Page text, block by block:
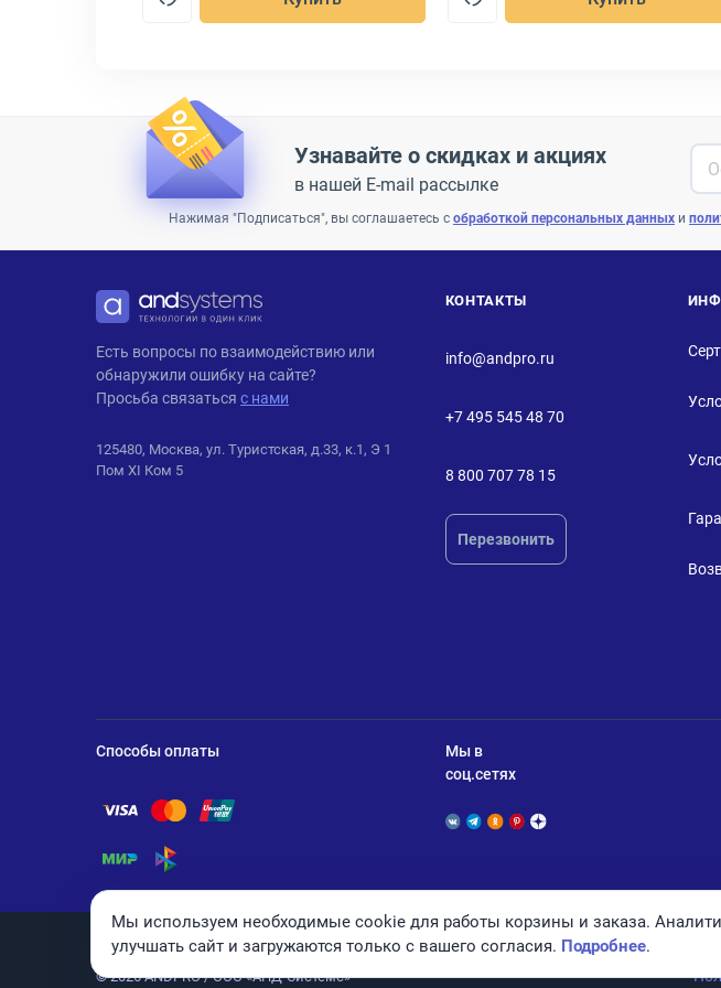
Узнавайте о скидках и акциях
в нашей E-mail рассылке
Нажимая "Подписаться", вы соглашаетесь с обработкой персональных данных и
ANDPRO
Есть вопросы по взаимодействию или
обнаружили ошибку на сайте?
Просьба связаться с нами
125480, Москва, ул. Туристская, д.33, к.1, Э 1
Пом XI Ком 5
КОНТАКТЫ
info@andpro.ru
+7 495 545 48 70
8 800 707 78 15
Перезвонить
Способы оплаты
Помощь по оплате Visa
Помощь по оплате Mastercard
Помощь по оплате UnionPay
Помощь по оплате Мир
Помощь по оплате СБП
Мы в
соц.сетях
© 2026 ANDPRO / ООО «АНД-Системс»
Мы используем необходимые cookie для работы корзины и заказа.
улучшать сайт и загружаются только с вашего согласия. Подробнее.